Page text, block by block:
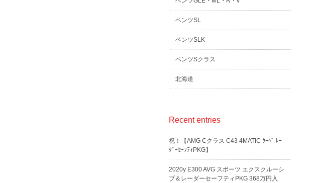
ベンツSL
ベンツSLK
ベンツSクラス
北海道
Recent entries
祝！【AMG Cクラス C43 4MATIC ｸｰﾍﾟ ﾚｰ
ﾀﾞｰｾｰﾌﾃｨPKG】
2020y E300 AVG スポーツ エクスクルーシ
ブ＆レーダーセーフティPKG 368万円入